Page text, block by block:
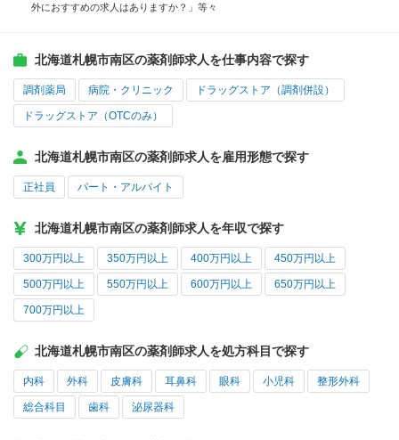
外におすすめの求人はありますか？」等々
北海道札幌市南区の薬剤師求人を仕事内容で探す
調剤薬局 病院・クリニック ドラッグストア（調剤併設）
ドラッグストア（OTCのみ）
北海道札幌市南区の薬剤師求人を雇用形態で探す
正社員 パート・アルバイト
北海道札幌市南区の薬剤師求人を年収で探す
300万円以上 350万円以上 400万円以上 450万円以上
500万円以上 550万円以上 600万円以上 650万円以上
700万円以上
北海道札幌市南区の薬剤師求人を処方科目で探す
内科 外科 皮膚科 耳鼻科 眼科 小児科 整形外科
総合科目 歯科 泌尿器科